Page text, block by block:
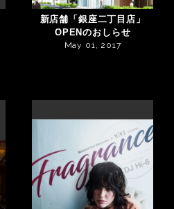
新店舗「銀座二丁目店」
OPENのおしらせ
May 01, 2017